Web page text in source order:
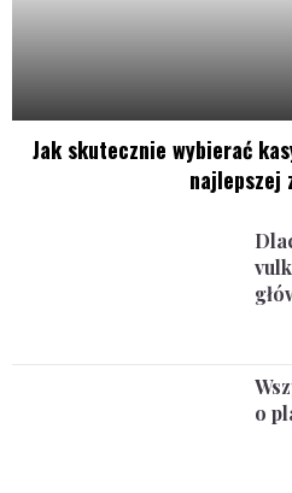
Jak skutecznie wybierać
najlepszej
o